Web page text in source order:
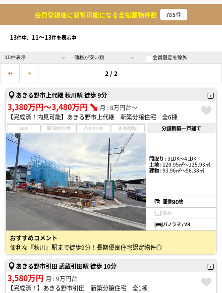
会員登録後に閲覧可能になる全掲載物件数 785件
13件中、 11〜13件を表示中
会員限定を除外
2 / 2
あきる野市上代継 秋川駅 徒歩 9分
3,380万円〜3,480万円
月 : 8万円台〜
【完成済！内見可能】あきる野市上代継 新築分譲住宅 全6棟
NEW 現地見学会 おすすめ 会員限定 分譲新築一戸建て
間取り :3LDK〜4LDK
土地 :120.95㎡〜125.93㎡
建物 :93.96㎡〜96.38㎡
画像90枚
動画
パノラマ / VR
おすすめコメント
便利な『秋川』駅まで徒歩9分！長期優良住宅認定物件◎
あきる野市引田 武蔵引田駅 徒歩 10分
3,580万円 月 : 9万円台
【完成済！】あきる野市引田 新築分譲住宅 全1棟